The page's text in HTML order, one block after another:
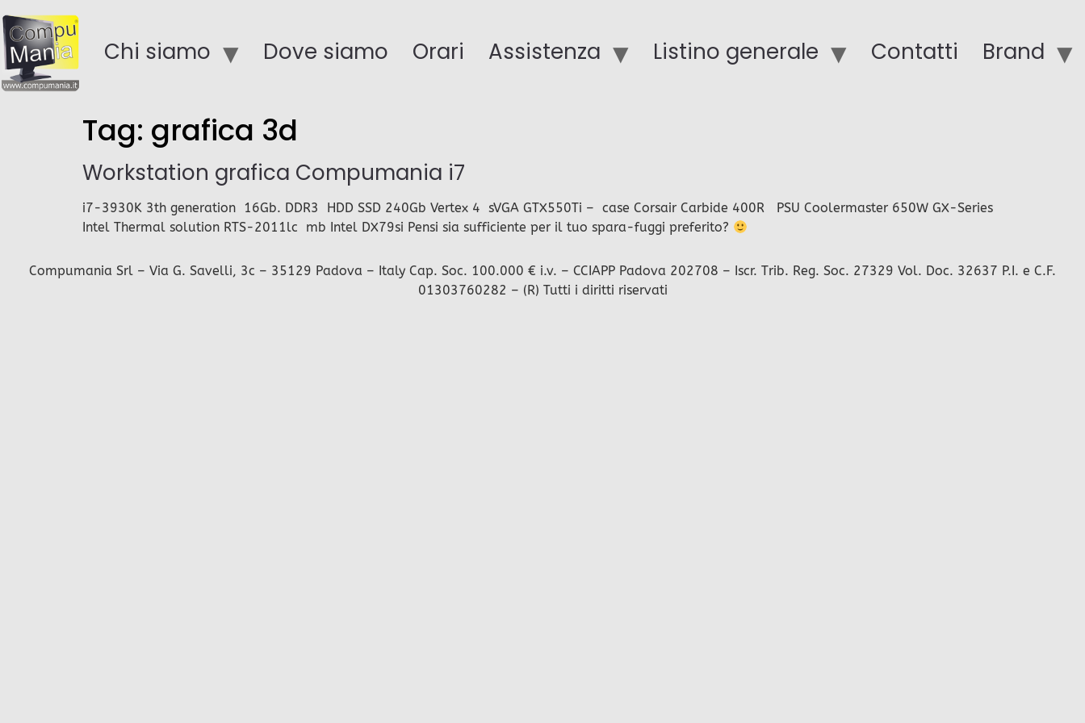
Chi siamo Dove siamo Orari Assistenza Listino generale Contatti Brand
Tag: grafica 3d
Workstation grafica Compumania i7
i7-3930K 3th generation 16Gb. DDR3 HDD SSD 240Gb Vertex 4 sVGA GTX550Ti – case Corsair Carbide 400R PSU Coolermaster 650W GX-Series
Intel Thermal solution RTS-2011lc mb Intel DX79si Pensi sia sufficiente per il tuo spara-fuggi preferito?
Compumania Srl – Via G. Savelli, 3c – 35129 Padova – Italy Cap. Soc. 100.000 € i.v. – CCIAPP Padova 202708 – Iscr. Trib. Reg. Soc. 27329 Vol. Doc. 32637 P.I. e C.F.
01303760282 – (R) Tutti i diritti riservati